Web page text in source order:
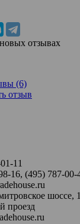
отзывах
(6)
отзыв
11
16, (495) 787-
шоссе,
проезд